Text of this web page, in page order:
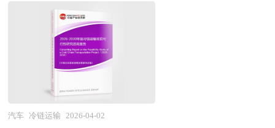
技术标准、市场规模、潜在问题与行业发展的症结
所在，评估行业投资价值、效果效益程度，提出建
设性意见建议，为行业投资决策者和企业经营者提
供参考依据。 本研究咨询报告由中研普华咨询公
司领衔撰写，在大量周密的市场调研基础上，主要
依据了国家统计局、国家商务部、国家发改委、国
料替代向多材料混合应用、从零部件优化向系统集
成设计转变，其产业边界不断向一体化压铸、碳纤
维量产、智能轻量化等新兴领域延伸。 当前，中
国汽车轻量化行业正处于技术迭代加速与规模化应
用的关键成长期。经过多年的技术引进与自主创
新，我国在高强度钢热冲压、铝合金车身、镁合金
零部件等领域已形成较强产业能力，部分企业进入
链运输技术是否成熟可靠，包括制冷技术、温度监
控系统、保温设备等能否满足不同货物的温控需
求，是否具备应对复杂运输环境的能力，同时评估
技术迭代升级的潜力，确保项目在技术层面能够稳
定运行且具备长期竞争力。市场维度的可行性聚焦
于市场需求规模与增长潜力，分析目标客户群体的
汽车 冷链运输 2026-04-02